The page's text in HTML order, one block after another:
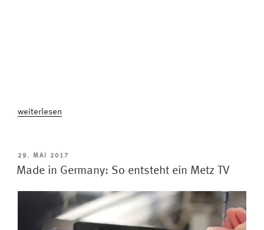
„Qualitätssicherung
„Kundenzufriedenheit
ist
weiterlesen
VERÖFFENTLICHT
AM
29. MAI 2017
Made in Germany: So entsteht ein Metz TV